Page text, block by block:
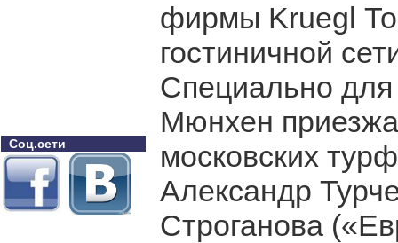
Соц.сети
фирмы Kruegl
гостиничной
Специально для
Мюнхен
московских
Александр
Строганова